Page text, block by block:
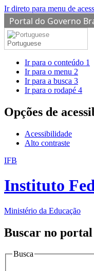
Ir direto para menu de
Portal do Governo
Portuguese
Ir para o conteúdo 1
Ir para o menu 2
Ir para a busca 3
Ir para o rodapé 4
Opções de
Acessibilidade
Alto contraste
IFB
Instituto
Ministério da Educação
Buscar no portal
Busca